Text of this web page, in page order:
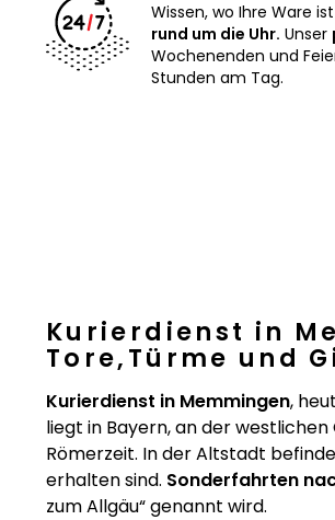
Wissen, wo Ihre Ware
rund um die Uhr. Unser
Wochenenden und
Stunden am Tag.
Kurierdienst in
Tore,Türme und
Kurierdienst in Memmingen,
liegt in Bayern, an der westlichen
Römerzeit. In der Altstadt
erhalten sind. Sonderfahrten
zum Allgäu“ genannt wird.